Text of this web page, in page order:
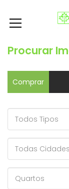
Procurar
Comprar